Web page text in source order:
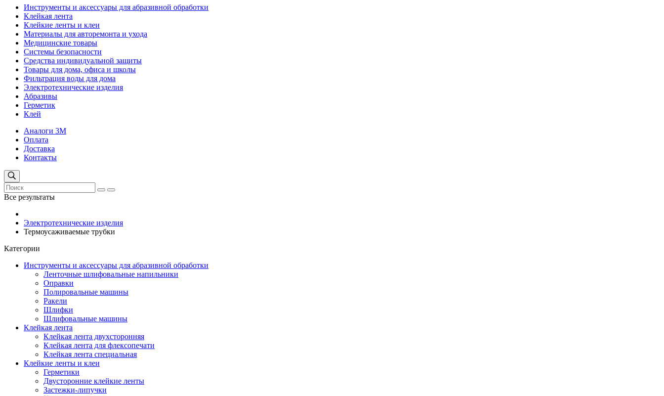
Инструменты и аксессуары для абразивной обработки
Клейкая лента
Клейкие ленты и клеи
Материалы для авторемонта и ухода
Медицинские товары
Системы безопасности
Средства индивидуальной защиты
Товары для дома, офиса и школы
Фильтрация воды для дома
Электротехнические изделия
Абразивы
Герметик
Клей
Аналоги 3М
Оплата
Доставка
Контакты
Все результаты
Электротехнические изделия
Термоусаживаемые трубки
Категории
Инструменты и аксессуары для абразивной обработки
Ленточные шлифовальные напильники
Оправки
Полировальные машины
Ракели
Шлифки
Шлифовальные машины
Клейкая лента
Клейкая лента двухсторонняя
Клейкая лента для флексопечати
Клейкая лента специальная
Клейкие ленты и клеи
Герметики
Двусторонние клейкие ленты
Застежки-липучки